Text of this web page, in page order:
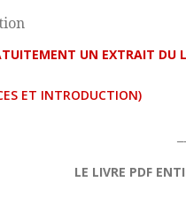
UN EXTRAIT DU
ET INTRODUCTION)
LE LIVRE PDF